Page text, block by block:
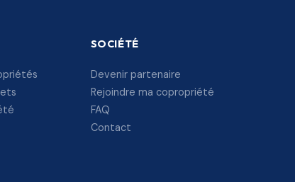
SOCIÉTÉ
Devenir partenaire
Rejoindre ma copropriété
FAQ
Contact